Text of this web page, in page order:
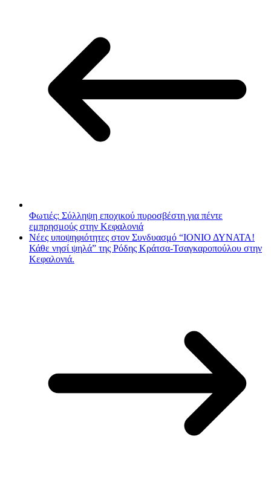
Φωτιές: Σύλληψη εποχικού πυροσβέστη για πέντε
εμπρησμούς στην Κεφαλονιά
Νέες υποψηφιότητες στον Συνδυασμό “ΙΟΝΙΟ ΔΥΝΑΤΑ!
Κάθε νησί ψηλά” της Ρόδης Κράτσα-Τσαγκαροπούλου στην
Κεφαλονιά.